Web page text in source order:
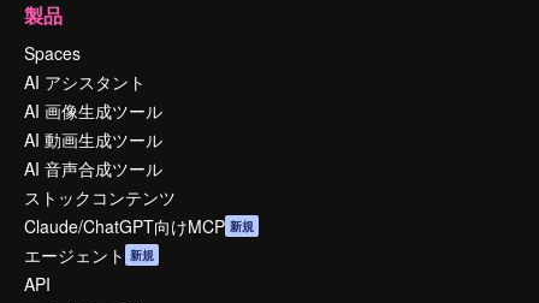
製品
Spaces
AI アシスタント
AI 画像生成ツール
AI 動画生成ツール
AI 音声合成ツール
ストックコンテンツ
Claude/ChatGPT向けMCP 新規
エージェント 新規
API